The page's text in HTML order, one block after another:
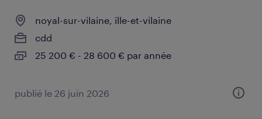
noyal-sur-vilaine, ille-et-vilaine
cdd
25 200 € - 28 600 € par année
publié le 26 juin 2026